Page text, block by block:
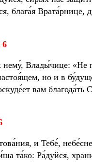
блага́я Врата́рнице,
6
нему́, Влады́чице:
но и в
вам благода́ть
и Тебе́,
та́ко: Ра́дуйся,